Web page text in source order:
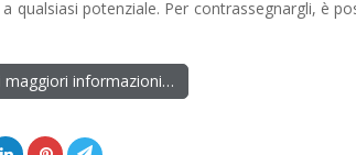
qualsiasi potenziale. Per contrassegnargli, è
maggiori informazioni…